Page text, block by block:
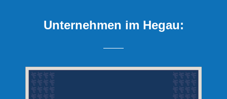
Unternehmen im Hegau: